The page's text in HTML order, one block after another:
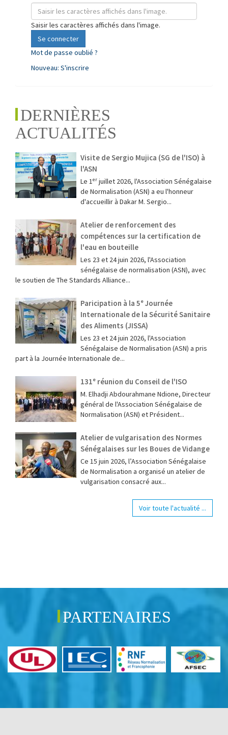
Saisir les caractères affichés dans l'image.
Se connecter
Mot de passe oublié ?
Nouveau: S'inscrire
DERNIÈRES
ACTUALITÉS
Visite de Sergio Mujica (SG de l'ISO) à
l'ASN
Le 1ᵉʳ juillet 2026, l'Association Sénégalaise
de Normalisation (ASN) a eu l'honneur
d'accueillir à Dakar M. Sergio...
Atelier de renforcement des
compétences sur la certification de
l'eau en bouteille
Les 23 et 24 juin 2026, l'Association
sénégalaise de normalisation (ASN), avec
le soutien de The Standards Alliance...
Paricipation à la 5ᵉ Journée
Internationale de la Sécurité Sanitaire
des Aliments (JISSA)
‎Les 23 et 24 juin 2026, l'Association
Sénégalaise de Normalisation (ASN) a pris
part à la Journée Internationale de...
131ᵉ réunion du Conseil de l'ISO
M. Elhadji Abdourahmane Ndione, Directeur
général de l'Association Sénégalaise de
Normalisation (ASN) et Président...
Atelier de vulgarisation des Normes
Sénégalaises sur les Boues de Vidange
Ce 15 juin 2026, l’Association Sénégalaise
de Normalisation a organisé un atelier de
vulgarisation consacré aux...
Voir toute l'actualité ...
PARTENAIRES